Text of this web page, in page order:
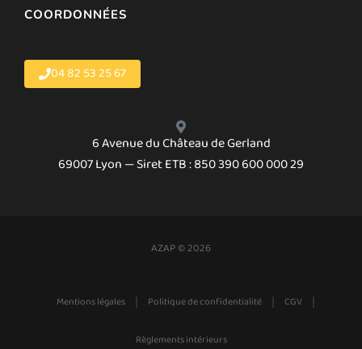
COORDONNÉES
04 82 53 25 67
6 Avenue du Château de Gerland
69007 Lyon — Siret ETB : 850 390 600 000 29
AZAP © 2026
Mentions légales | Politique de confidentialité | CGV |
Règlements intérieurs